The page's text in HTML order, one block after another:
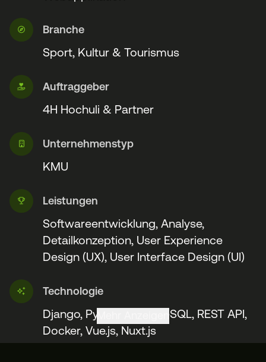
Branche
Sport, Kultur & Tourismus
Auftraggeber
4H Hochuli & Partner
Unternehmenstyp
KMU
Leistungen
Softwareentwicklung, Analyse,
Detailkonzeption, User Experience
Design (UX), User Interface Design (UI)
Technologie
Django, Python, PostgreSQL, REST API,
Docker, Vue.js, Nuxt.js